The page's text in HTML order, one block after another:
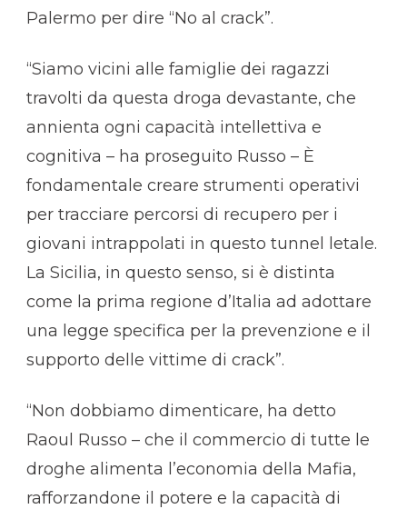
Palermo per dire “No al crack”.
“Siamo vicini alle famiglie dei ragazzi
travolti da questa droga devastante, che
annienta ogni capacità intellettiva e
cognitiva – ha proseguito Russo – È
fondamentale creare strumenti operativi
per tracciare percorsi di recupero per i
giovani intrappolati in questo tunnel letale.
La Sicilia, in questo senso, si è distinta
come la prima regione d’Italia ad adottare
una legge specifica per la prevenzione e il
supporto delle vittime di crack”.
“Non dobbiamo dimenticare, ha detto
Raoul Russo – che il commercio di tutte le
droghe alimenta l’economia della Mafia,
rafforzandone il potere e la capacità di